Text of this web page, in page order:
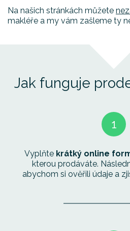
Na našich stránkách můžete
makléře a my vám zašleme ty
Jak funguje
1
Vyplňte krátký online
kterou prodáváte.
abychom si ověřili údaje a